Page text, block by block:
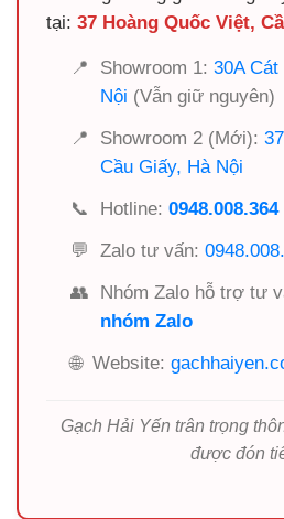
tại: 37 Hoàng Quốc Việt,
📍 Showroom 1: 30A
Nội (Vẫn giữ nguyên)
📍
Showroom 2 (Mới):
Cầu Giấy, Hà Nội
📞
Hotline: 0948.008.364
💬
Zalo tư vấn:
👥
Nhóm Zalo hỗ trợ tư
nhóm Zalo
🌐 Website:
Gạch Hải Yến trân trọng
được đón